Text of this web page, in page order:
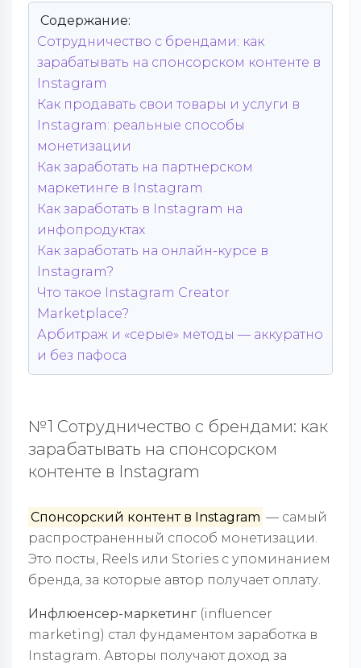
Содержание:
Сотрудничество с брендами: как
зарабатывать на спонсорском контенте в
Instagram
Как продавать свои товары и услуги в
Instagram: реальные способы
монетизации
Как заработать на партнерском
маркетинге в Instagram
Как заработать в Instagram на
инфопродуктах
Как заработать на онлайн-курсе в
Instagram?
Что такое Instagram Creator
Marketplace?
Арбитраж и «серые» методы — аккуратно
и без пафоса
№1 Сотрудничество с брендами: как
зарабатывать на спонсорском
контенте в Instagram
Спонсорский контент в Instagram — самый
распространенный способ монетизации.
Это посты, Reels или Stories с упоминанием
бренда, за которые автор получает оплату.
Инфлюенсер-маркетинг (influencer
marketing) стал фундаментом заработка в
Instagram. Авторы получают доход за